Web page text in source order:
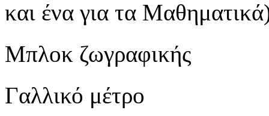
και ένα για τα
Μπλοκ ζωγραφικής
Γαλλικό μέτρο